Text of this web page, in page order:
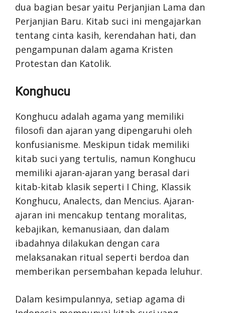
dua bagian besar yaitu Perjanjian Lama dan
Perjanjian Baru. Kitab suci ini mengajarkan
tentang cinta kasih, kerendahan hati, dan
pengampunan dalam agama Kristen
Protestan dan Katolik.
Konghucu
Konghucu adalah agama yang memiliki
filosofi dan ajaran yang dipengaruhi oleh
konfusianisme. Meskipun tidak memiliki
kitab suci yang tertulis, namun Konghucu
memiliki ajaran-ajaran yang berasal dari
kitab-kitab klasik seperti I Ching, Klassik
Konghucu, Analects, dan Mencius. Ajaran-
ajaran ini mencakup tentang moralitas,
kebajikan, kemanusiaan, dan dalam
ibadahnya dilakukan dengan cara
melaksanakan ritual seperti berdoa dan
memberikan persembahan kepada leluhur.
Dalam kesimpulannya, setiap agama di